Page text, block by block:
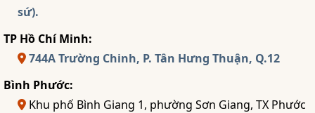
sứ).
TP Hồ Chí Minh:
744A Trường Chinh, P. Tân Hưng Thuận, Q.12
Bình Phước:
Khu phố Bình Giang 1, phường Sơn Giang, TX Phước